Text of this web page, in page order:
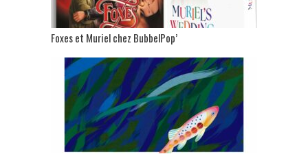
Foxes et Muriel chez BubbelPop’